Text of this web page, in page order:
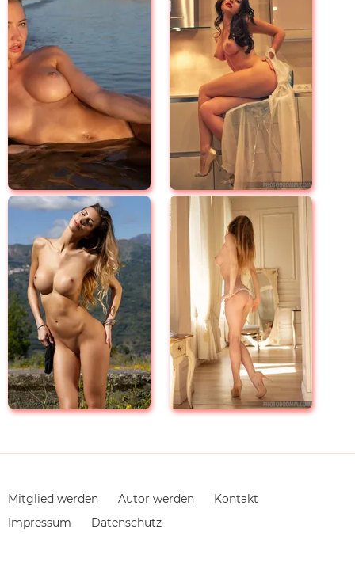
Navigation
überspringen
Mitglied werden Autor werden
Kontakt
Impressum
Datenschutz